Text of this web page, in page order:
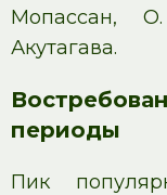
Мопассан,
Акутагава.
периоды
Пик